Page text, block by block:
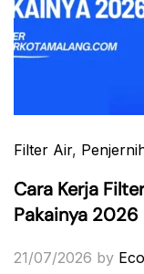
Filter Air,
Cara Kerja
Pakainya 2026
21/07/2026 by